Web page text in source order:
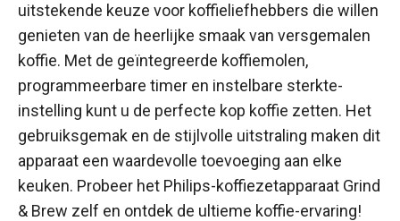
uitstekende keuze voor koffieliefhebbers die willen
genieten van de heerlijke smaak van versgemalen
koffie. Met de geïntegreerde koffiemolen,
programmeerbare timer en instelbare sterkte-
instelling kunt u de perfecte kop koffie zetten. Het
gebruiksgemak en de stijlvolle uitstraling maken dit
apparaat een waardevolle toevoeging aan elke
keuken. Probeer het Philips-koffiezetapparaat Grind
& Brew zelf en ontdek de ultieme koffie-ervaring!